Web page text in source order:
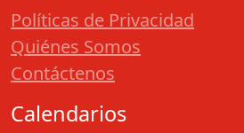
Políticas de Privacidad
Quiénes Somos
Contáctenos
Calendarios